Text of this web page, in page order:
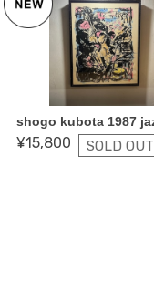
¥15,800 SOLD OUT